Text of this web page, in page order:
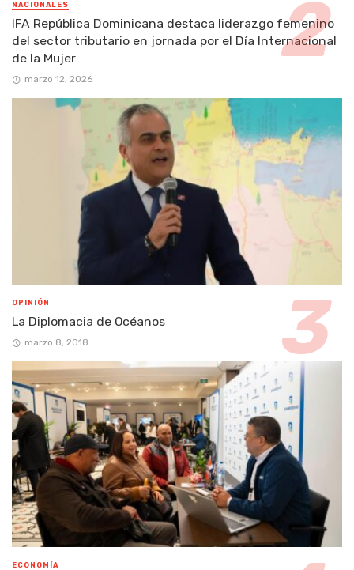
NACIONALES
IFA República Dominicana destaca liderazgo femenino
del sector tributario en jornada por el Día Internacional
de la Mujer
marzo 12, 2026
OPINIÓN
La Diplomacia de Océanos
marzo 8, 2018
ECONOMÍA